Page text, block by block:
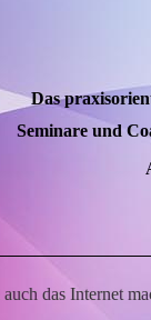
Das
Seminare und
das Internet